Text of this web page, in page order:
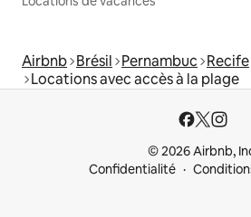
Airbnb Brésil Pernambuc Recife
Locations avec accès à la plage
© 2026 Airbnb,
Confidentialité